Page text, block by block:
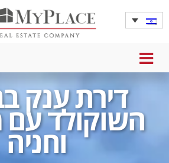
MENU
דירת ענק
השוקולד
וחניה